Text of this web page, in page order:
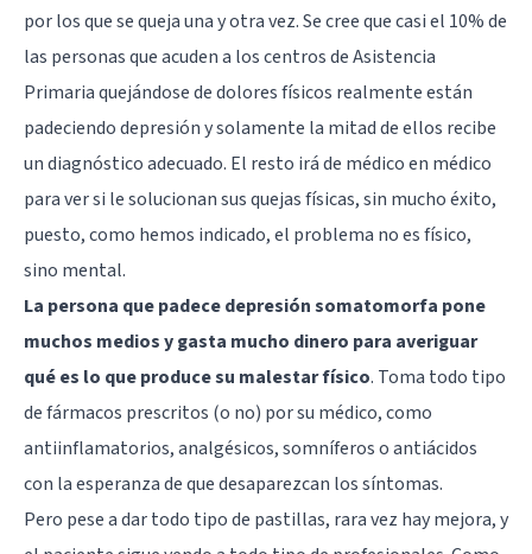
por los que se queja una y otra vez. Se cree que casi el 10% de
las personas que acuden a los centros de Asistencia
Primaria quejándose de dolores físicos realmente están
padeciendo depresión y solamente la mitad de ellos recibe
un diagnóstico adecuado. El resto irá de médico en médico
para ver si le solucionan sus quejas físicas, sin mucho éxito,
puesto, como hemos indicado, el problema no es físico,
sino mental.
La persona que padece depresión somatomorfa pone
muchos medios y gasta mucho dinero para averiguar
qué es lo que produce su malestar físico. Toma todo tipo
de fármacos prescritos (o no) por su médico, como
antiinflamatorios, analgésicos, somníferos o antiácidos
con la esperanza de que desaparezcan los síntomas.
Pero pese a dar todo tipo de pastillas, rara vez hay mejora, y